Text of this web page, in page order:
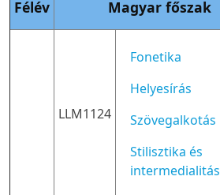
Félév Magyar főszak
LLM1124
Fonetika
Helyesírás
Szövegalkotás
Stilisztika és
intermedialitás